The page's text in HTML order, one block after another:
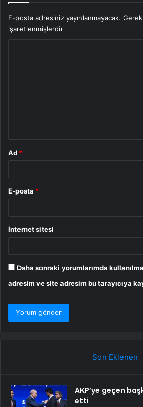
E-posta adresiniz yayınlanmayacak.
işaretlenmişlerdir
Ad *
E-posta *
İnternet sitesi
Daha sonraki yorumlarımda
adresim ve site adresim bu tarayıcıya
Son Eklenen
AKP’ye geçen
etti